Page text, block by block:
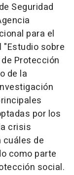
Seguridad
para el
"Estudio sobre
Protección
de la
por los
crisis
cuáles de
como parte
social.